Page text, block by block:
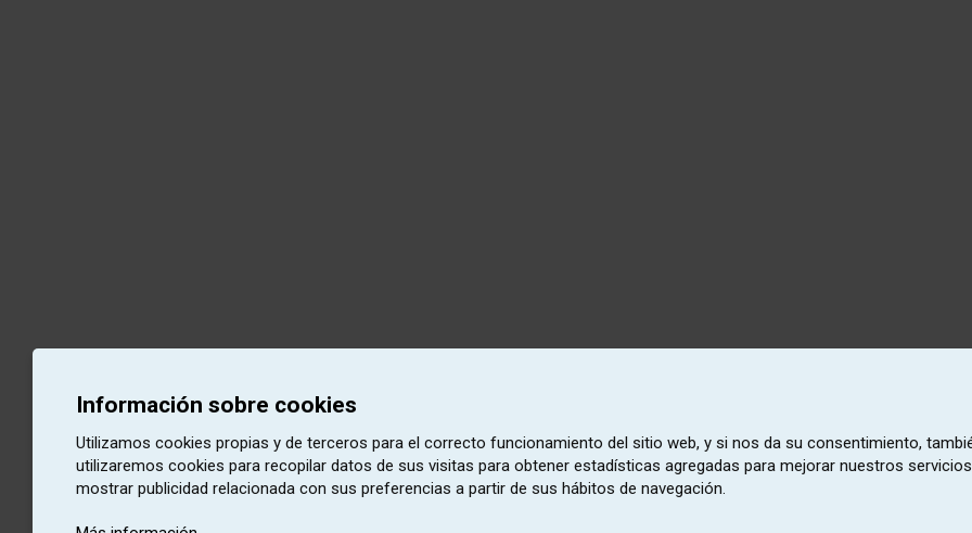
Información sobre cookies
Utilizamos cookies propias y de terceros para el correcto funcionamiento del sitio web, y si nos da su consentimiento,
utilizaremos cookies para recopilar datos de sus visitas para obtener estadísticas agregadas para mejorar nuestros
mostrar publicidad relacionada con sus preferencias a partir de sus hábitos de navegación.